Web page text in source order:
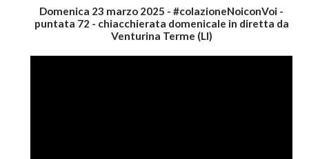
Domenica 23 marzo 2025 - #colazioneNoiconVoi -
puntata 72 - chiacchierata domenicale in diretta da
Venturina Terme (LI)